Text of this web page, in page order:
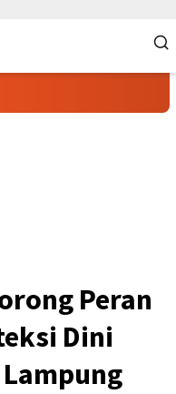
Peran
Dini